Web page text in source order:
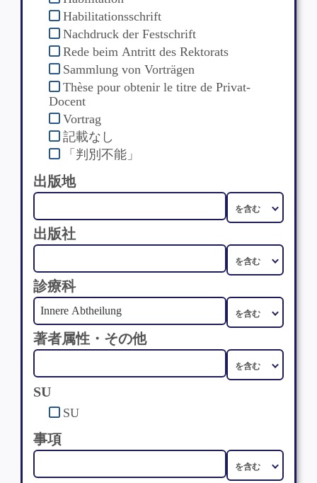
Habilitationsschrift
Nachdruck der Festschrift
Rede beim Antritt des Rektorats
Sammlung von Vorträgen
Thèse pour obtenir le titre de Privat-
Docent
Vortrag
記載なし
「判別不能」
出版地
出版社
診療科
著者属性・その他
SU
SU
事項